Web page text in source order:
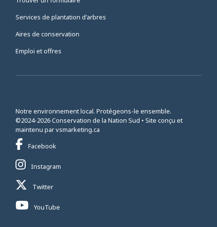
Services de plantation d'arbres
Aires de conservation
Emploi et offres
Notre environnement local. Protégeons-le ensemble.
©2024-2026 Conservation de la Nation Sud • Site conçu et
maintenu parvsmarketing.ca
Facebook
Instagram
Twitter
YouTube